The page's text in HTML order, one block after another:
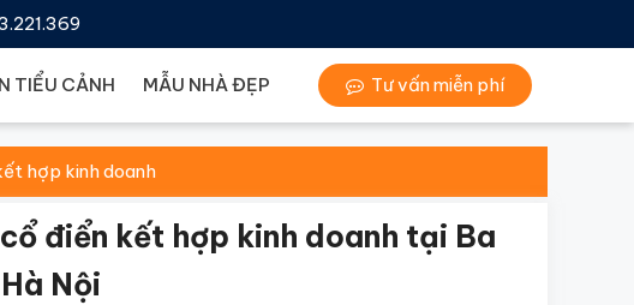
TIỂU CẢNH MẪU NHÀ ĐẸP Tư vấn miễn phí
hợp kinh doanh
điển kết hợp kinh doanh tại Ba
Nội